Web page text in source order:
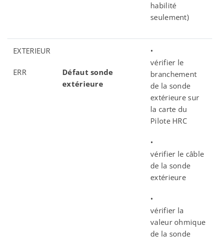
habilité
seulement)
EXTERIEUR
ERR
Défaut sonde
extérieure
•
vérifier le
branchement
de la sonde
extérieure sur
la carte du
Pilote HRC
•
vérifier le câble
de la sonde
extérieure
•
vérifier la
valeur ohmique
de la sonde